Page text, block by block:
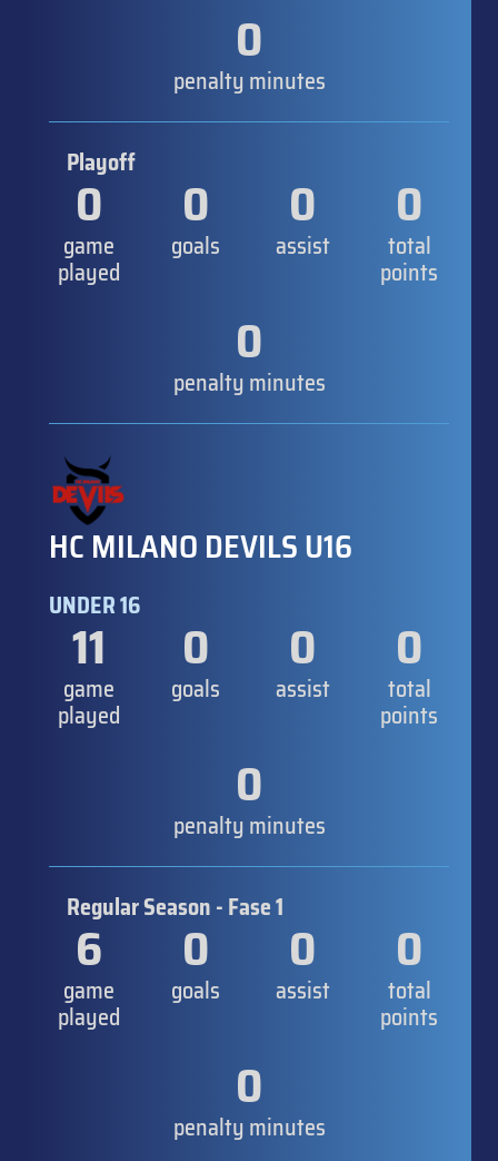
0
penalty minutes
Playoff
0
game
played
0
goals
0
assist
0
total
points
0
penalty minutes
HC MILANO DEVILS U16
UNDER 16
11
game
played
0
goals
0
assist
0
total
points
0
penalty minutes
Regular Season - Fase 1
6
game
played
0
goals
0
assist
0
total
points
0
penalty minutes